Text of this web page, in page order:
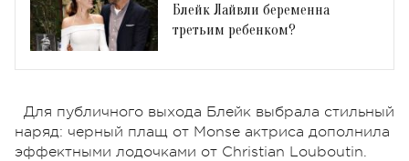
Блейк Лайвли беременна
третьим ребенком?
Для публичного выхода Блейк выбрала стильный
наряд: черный плащ от Monse актриса дополнила
эффектными лодочками от Christian Louboutin.